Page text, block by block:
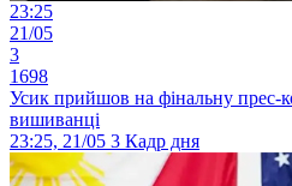
23:25
21/05
3
1698
Усик прийшов на фінальну прес-
вишиванці
23:25, 21/05 3 Кадр дня